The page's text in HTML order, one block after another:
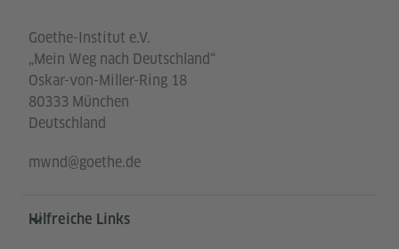
Goethe-Institut e.V.
„Mein Weg nach Deutschland“
Oskar-von-Miller-Ring 18
80333 München
Deutschland
mwnd@goethe.de
Hilfreiche Links